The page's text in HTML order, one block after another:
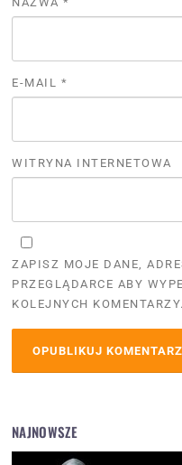
E-MAIL *
WITRYNA INTERNETOWA
ZAPISZ MOJE DANE,
PRZEGLĄDARCE ABY
KOLEJNYCH KOMENTARZY.
NAJNOWSZE